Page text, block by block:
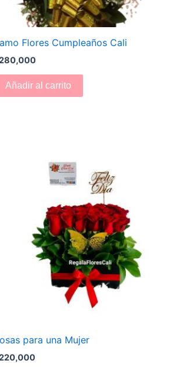
Flores Cumpleaños Cali
Añadir al carrito
para una Mujer